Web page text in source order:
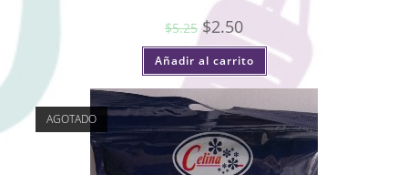
$5.25 $2.50
Añadir al carrito
AGOTADO